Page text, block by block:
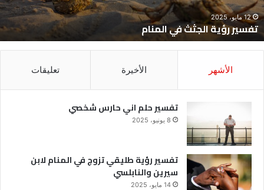
12 مايو، 2025
تفسير رؤية الجثث في المنام
الأشهر الأخيرة تعليقات
تفسير حلم اني حارس شخصي
8 يونيو، 2025
تفسير رؤية طليقي تزوج في المنام لابن
سيرين والنابلسي
14 مايو، 2025